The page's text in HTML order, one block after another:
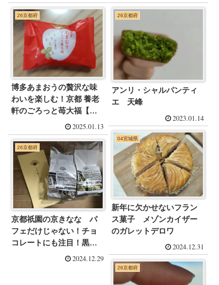
26京都府
博多あまおうの贅沢な味
わいを楽しむ！京都 養老
軒のごろっと苺大福【こ
2025.01.13
26京都府
アンリ・シャルパンティ
エ 天峰
2023.01.14
04宮城県
新年に欠かせないフラン
ス菓子 メゾンカイザー
のガレットデロワ
2024.12.31
26京都府
京都祇園の京きなな パ
フェだけじゃない！チョ
コレートにも注目！黒豆
2024.12.29
26京都府